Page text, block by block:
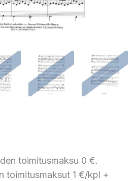
toimitusmaksu 0 €.
toimitusmaksut 1 €/kpl +